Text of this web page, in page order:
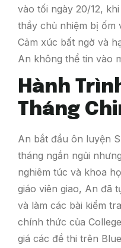
vào tối ngày 20/12,
thầy chủ nhiệm bị ốm
Cảm xúc bất ngờ và
An không thể tin vào
Hành
Tháng
An bắt đầu ôn luyện
tháng ngắn ngủi
nghiêm túc và khoa
giáo viên giao, An đã
và làm các bài kiểm
chính thức của
giá các đề thi trên